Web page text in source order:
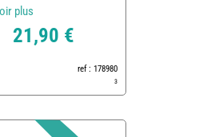
plus
21,90 €
ref : 178980
3